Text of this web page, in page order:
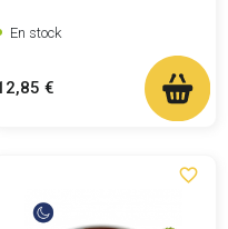
En stock
€
favorite_border